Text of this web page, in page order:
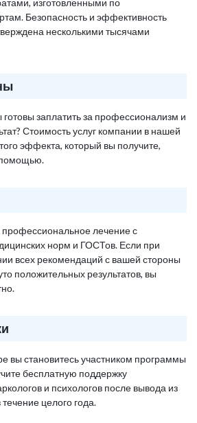
изготовленными по
Безопасность и эффективность
несколькими тысячами
заплатить за профессионализм и
Стоимость услуг компании в нашей
эффекта, который вы получите,
профессиональное лечение с
норм и ГОСТов. Если при
всех рекомендаций с вашей стороны
положительных результатов, вы
вы становитесь участником программы
бесплатную поддержку
и психологов после вывода из
целого года.